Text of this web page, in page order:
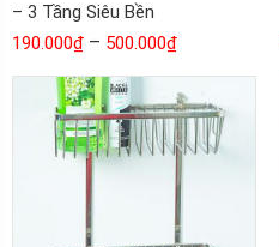
– 3 Tầng Siêu Bền
190.000₫ – 500.000₫